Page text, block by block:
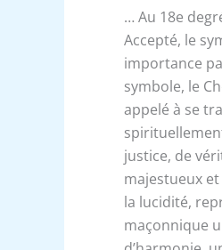
… Au 18e
Accepté, le
importance
symbole, le
appelé à se
justice, de
majestueux
la lucidité,
maçonnique